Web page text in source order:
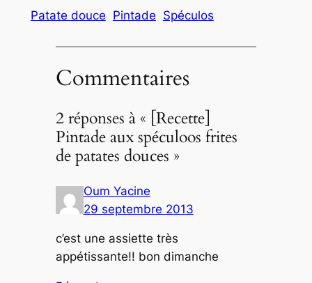
Patate douce Pintade Spéculos
Commentaires
2 réponses à « [Recette]
Pintade aux spéculoos frites
de patates douces »
Oum Yacine
29 septembre 2013
c’est une assiette très
appétissante!! bon dimanche